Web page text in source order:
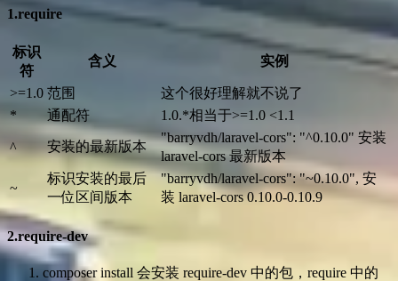
1.require
标识
符
含义 实例
>=1.0 范围
这个很好理解就不说了
*
通配符 1.0.*相当于>=1.0 <1.1
^ 安装的最新版本
"barryvdh/laravel-cors": "^0.10.0" 安装
laravel-cors 最新版本
~
标识安装的最后
一位区间版本
"barryvdh/laravel-cors": "~0.10.0", 安
装 laravel-cors 0.10.0-0.10.9
2.require-dev
composer install 会安装 require-dev 中的包，require 中的